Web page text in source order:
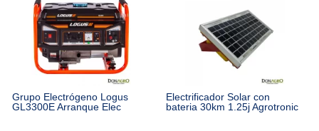
Grupo Electrógeno Logus
GL3300E Arranque Elec
Electrificador Solar con
bateria 30km 1.25j Agrotronic